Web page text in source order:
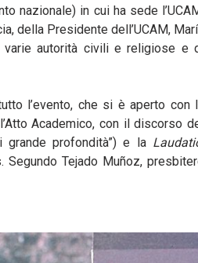
nazionale) in cui ha sede
della Presidente dell’UCAM,
varie autorità civili e religiose e
l’evento, che si è aperto con
Academico, con il discorso
profondità”) e la
Segundo Tejado Muñoz,